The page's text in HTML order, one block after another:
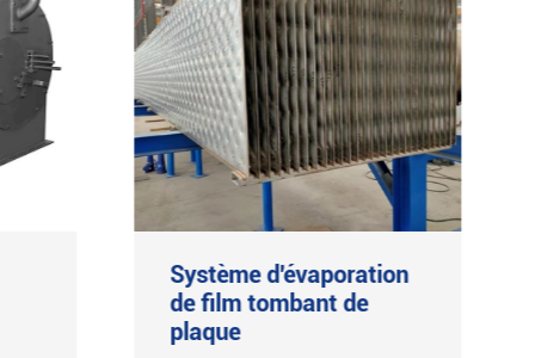
Système d'évaporation
de film tombant de
plaque